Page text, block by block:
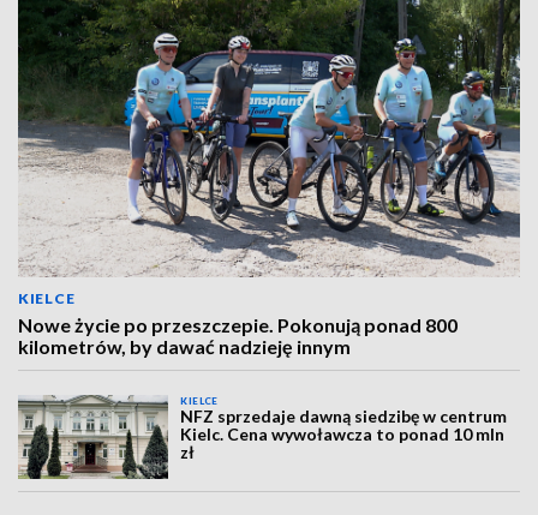
KIELCE
Nowe życie po przeszczepie. Pokonują ponad 800
kilometrów, by dawać nadzieję innym
KIELCE
NFZ sprzedaje dawną siedzibę w centrum
Kielc. Cena wywoławcza to ponad 10 mln
zł